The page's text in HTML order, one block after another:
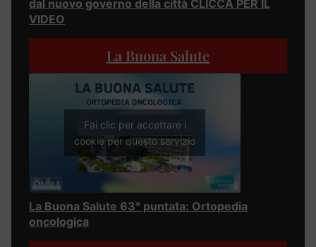
dal nuovo governo della città CLICCA PER IL
VIDEO
La Buona Salute
Fai clic per accettare i
cookie per questo servizio
La Buona Salute 63° puntata: Ortopedia
oncologica